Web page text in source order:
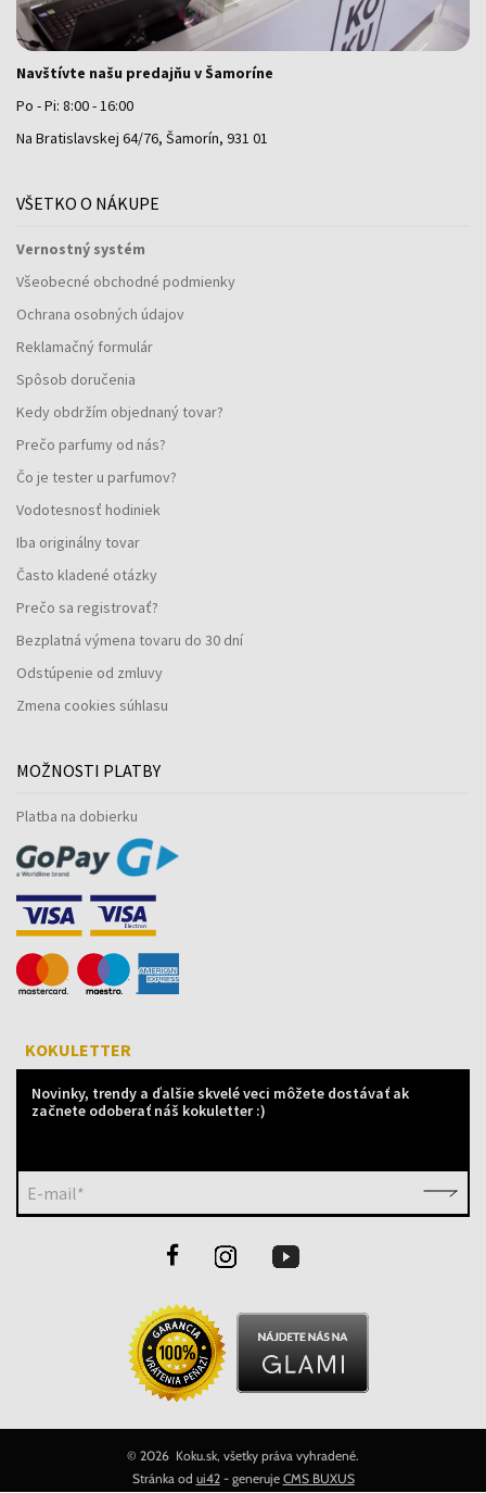
Navštívte našu predajňu v Šamoríne
Po - Pi: 8:00 - 16:00
Na Bratislavskej 64/76, Šamorín, 931 01
VŠETKO O NÁKUPE
Vernostný systém
Všeobecné obchodné podmienky
Ochrana osobných údajov
Reklamačný formulár
Spôsob doručenia
Kedy obdržím objednaný tovar?
Prečo parfumy od nás?
Čo je tester u parfumov?
Vodotesnosť hodiniek
Iba originálny tovar
Často kladené otázky
Prečo sa registrovať?
Bezplatná výmena tovaru do 30 dní
Odstúpenie od zmluvy
Zmena cookies súhlasu
MOŽNOSTI PLATBY
Platba na dobierku
KOKULETTER
Novinky, trendy a ďalšie skvelé veci môžete dostávať ak
začnete odoberať náš kokuletter :)
E-mail*
© 2026 Koku.sk, všetky práva vyhradené.
Stránka od ui42- generuje CMS BUXUS